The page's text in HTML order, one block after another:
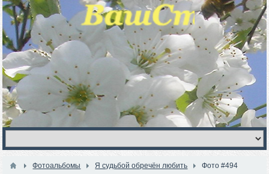
Фотоальбомы Я судьбой обречён любить Фото #494